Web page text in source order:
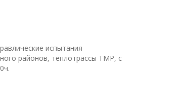
испытания
районов, теплотрассы ТМР, с